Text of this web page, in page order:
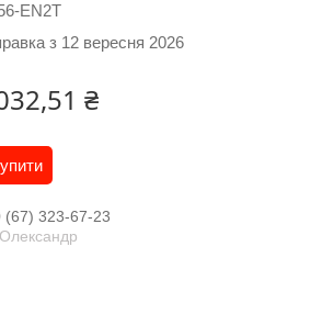
EN2T
з 12 вересня 2026
₴
(67) 323-67-23
Олександр